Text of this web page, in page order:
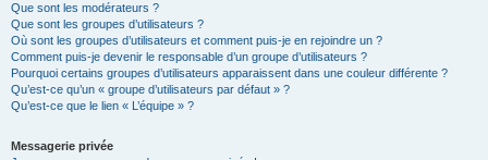
Que sont les modérateurs ?
Que sont les groupes d’utilisateurs ?
Où sont les groupes d’utilisateurs et comment puis-je en rejoindre un ?
Comment puis-je devenir le responsable d’un groupe d’utilisateurs ?
Pourquoi certains groupes d’utilisateurs apparaissent dans une couleur différente ?
Qu’est-ce qu’un « groupe d’utilisateurs par défaut » ?
Qu’est-ce que le lien « L’équipe » ?
Messagerie privée